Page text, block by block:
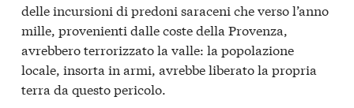
delle incursioni di predoni saraceni che verso l’anno
mille, provenienti dalle coste della Provenza,
avrebbero terrorizzato la valle: la popolazione
locale, insorta in armi, avrebbe liberato la propria
terra da questo pericolo.